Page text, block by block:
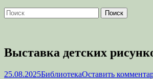
Поиск
Найти:
Выставка детских
Опубликовано
25.08.2025Автор
БиблиотекаОставить